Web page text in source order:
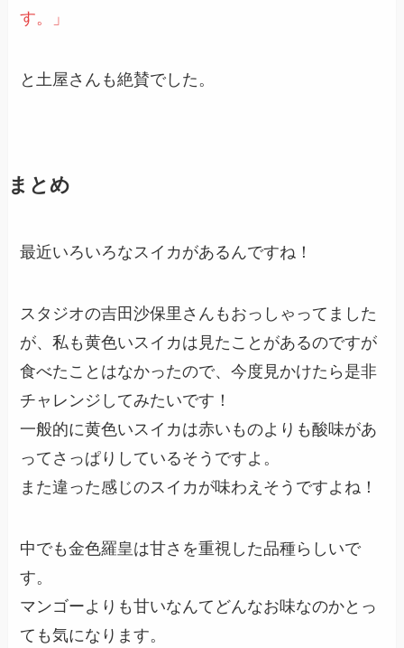
す。」
と土屋さんも絶賛でした。
まとめ
最近いろいろなスイカがあるんですね！
スタジオの吉田沙保里さんもおっしゃってました
が、私も黄色いスイカは見たことがあるのですが
食べたことはなかったので、今度見かけたら是非
チャレンジしてみたいです！
一般的に黄色いスイカは赤いものよりも酸味があ
ってさっぱりしているそうですよ。
また違った感じのスイカが味わえそうですよね！
中でも金色羅皇は甘さを重視した品種らしいで
す。
マンゴーよりも甘いなんてどんなお味なのかとっ
ても気になります。